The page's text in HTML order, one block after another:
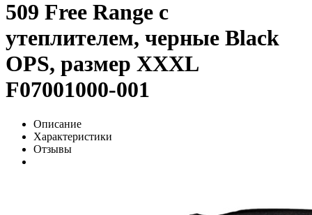
509 Free Range с
утеплителем, черные Black
OPS, размер XXXL
F07001000-001
Описание
Характеристики
Отзывы